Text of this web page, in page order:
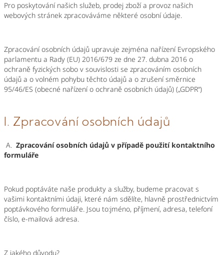
Pro poskytování našich služeb, prodej zbožía provoz našich
webových stránek zpracováváme některé osobní údaje.
Zpracování osobních údajů upravuje zejména nařízení Evropského
parlamentu a Rady (EU) 2016/679 ze dne 27. dubna 2016 o
ochraně fyzických sobo v souvislosti se zpracováním osobních
údajů a o volném pohybu těchto údajů a o zrušení směrnice
95/46/ES (obecné nařízení o ochraně osobních údajů) („GDPR“)
I. Zpracování osobních údajů
A. Zpracování osobních údajů v případě použití kontaktního
formuláře
Pokud poptáváte naše produkty a služby, budeme pracovat s
vašimi kontaktními údaji, které nám sdělíte, hlavně prostřednictvím
poptávkového formuláře. Jsou to:jméno, příjmení, adresa, telefoní
číslo, e-mailová adresa.
Z jakého důvodu?